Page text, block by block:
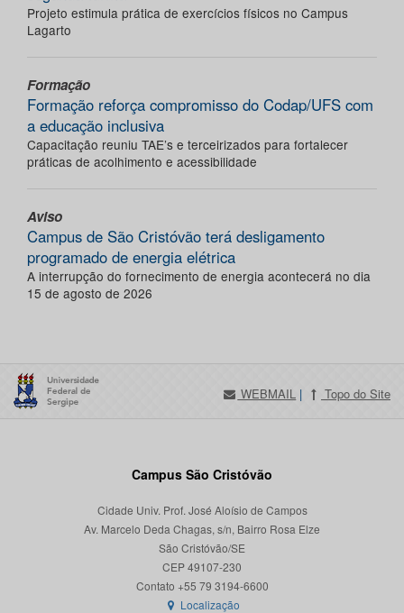
Projeto estimula prática de exercícios físicos no Campus
Lagarto
Formação
Formação reforça compromisso do Codap/UFS com
a educação inclusiva
Capacitação reuniu TAE’s e terceirizados para fortalecer
práticas de acolhimento e acessibilidade
Aviso
Campus de São Cristóvão terá desligamento
programado de energia elétrica
A interrupção do fornecimento de energia acontecerá no dia
15 de agosto de 2026
WEBMAIL | Topo do Site
Campus São Cristóvão
Cidade Univ. Prof. José Aloísio de Campos
Av. Marcelo Deda Chagas, s/n, Bairro Rosa Elze
São Cristóvão/SE
CEP 49107-230
Localização